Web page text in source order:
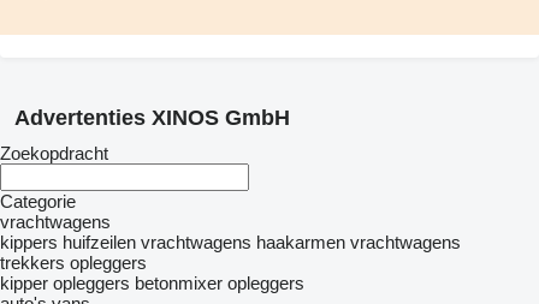
Advertenties XINOS GmbH
Zoekopdracht
Categorie
vrachtwagens
kippers huifzeilen vrachtwagens haakarmen vrachtwagens
trekkers opleggers
kipper opleggers betonmixer opleggers